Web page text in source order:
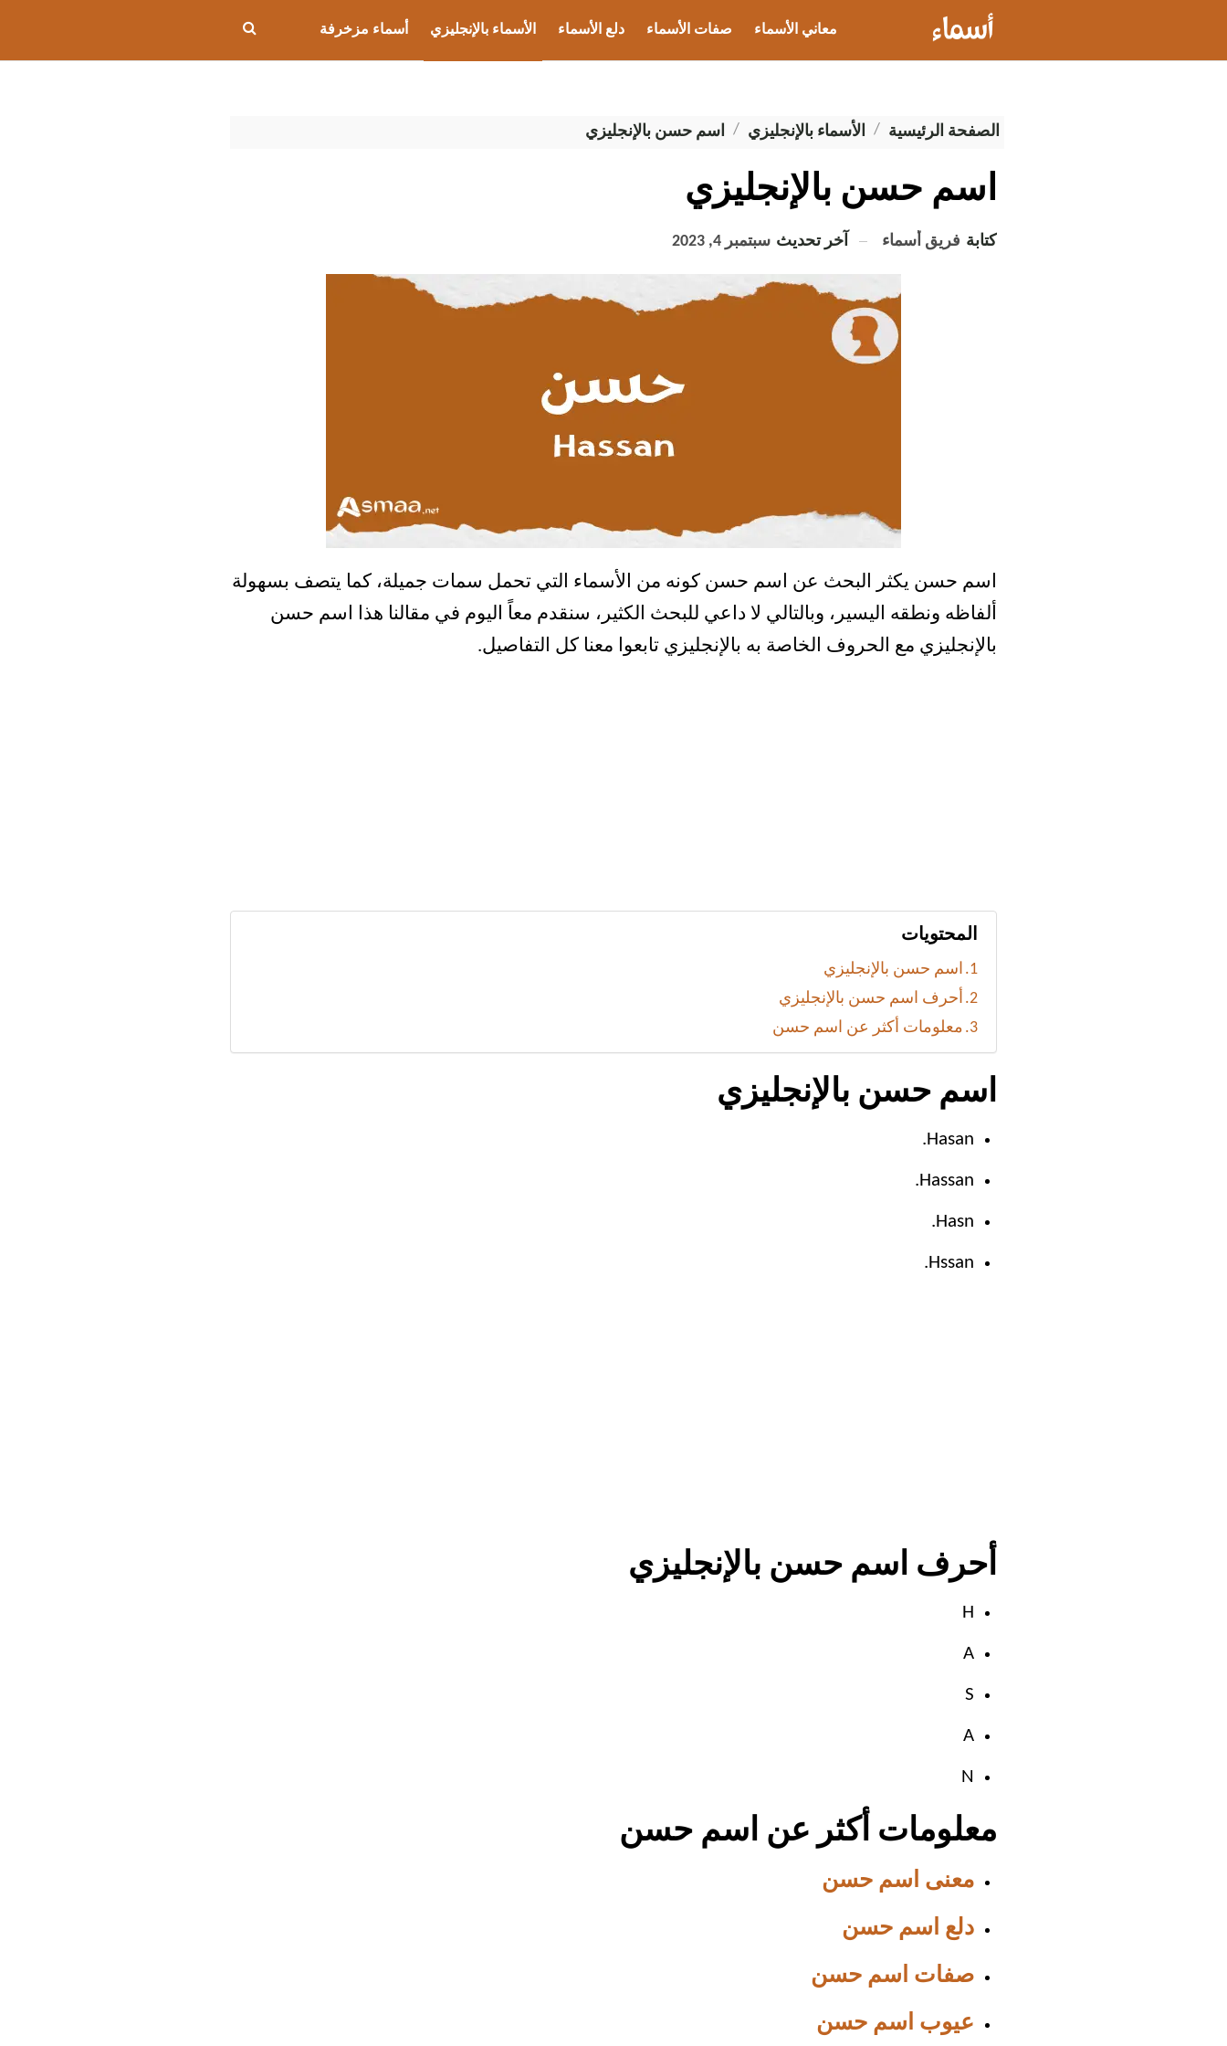
معاني الأسماء صفات الأسماء دلع الأسماء الأسماء بالإنجليزي أسماء مزخرفة
الصفحة الرئيسية الأسماء بالإنجليزي اسم حسن بالإنجليزي
اسم حسن بالإنجليزي
كتابة فريق أسماء آخر تحديث سبتمبر 4, 2023
اسم حسن يكثر البحث عن اسم حسن كونه من الأسماء التي تحمل سمات جميلة، كما يتصف بسهولة
ألفاظه ونطقه اليسير، وبالتالي لا داعي للبحث الكثير، سنقدم معاً اليوم في مقالنا هذا اسم حسن
بالإنجليزي مع الحروف الخاصة به بالإنجليزي تابعوا معنا كل التفاصيل.
المحتويات
اسم حسن بالإنجليزي
أحرف اسم حسن بالإنجليزي
معلومات أكثر عن اسم حسن
اسم حسن بالإنجليزي
Hasan.
Hassan.
Hasn.
Hssan.
أحرف اسم حسن بالإنجليزي
H
A
S
A
N
معلومات أكثر عن اسم حسن
معنى اسم حسن
دلع اسم حسن
صفات اسم حسن
عيوب اسم حسن